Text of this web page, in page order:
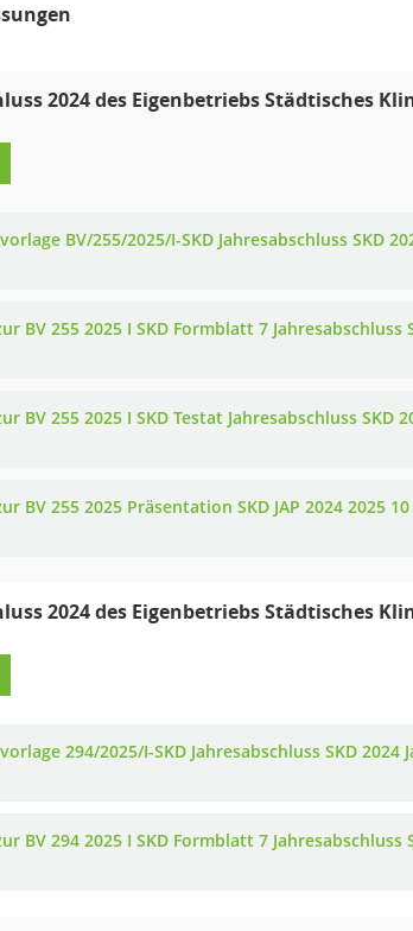
2024 des Eigenbetriebs Städtisches
BV/255/2025/I-SKD Jahresabschluss SKD
BV 255 2025 I SKD Formblatt 7 Jahresabschluss
BV 255 2025 I SKD Testat Jahresabschluss SKD
BV 255 2025 Präsentation SKD JAP 2024 2025
2024 des Eigenbetriebs Städtisches
294/2025/I-SKD Jahresabschluss SKD 2024
BV 294 2025 I SKD Formblatt 7 Jahresabschluss